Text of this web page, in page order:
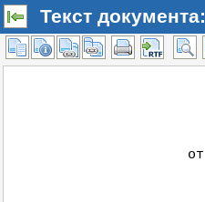
Текст документа: